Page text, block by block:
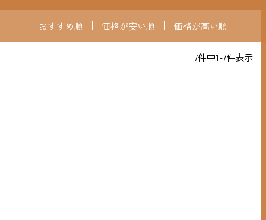
おすすめ順 価格が安い順 価格が高い順
7件中1-7件表示